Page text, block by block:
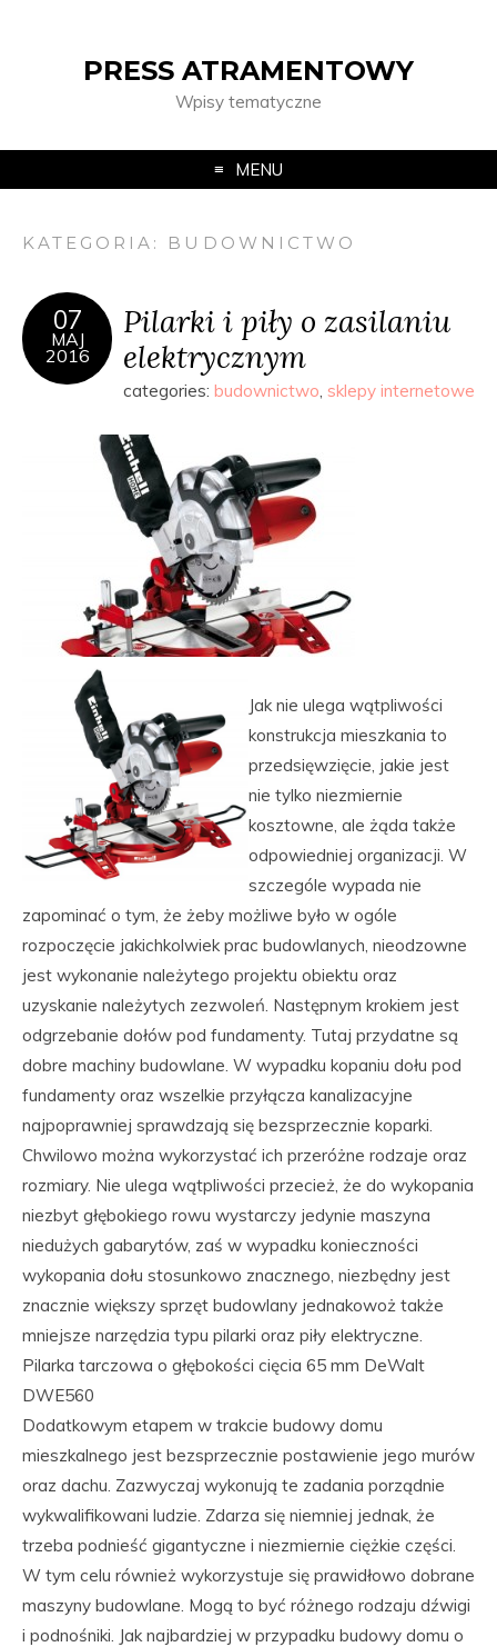
PRESS ATRAMENTOWY
Wpisy tematyczne
MENU
KATEGORIA: BUDOWNICTWO
07
MAJ
2016
Pilarki i piły o zasilaniu
elektrycznym
categories: budownictwo, sklepy internetowe
Jak nie ulega wątpliwości
konstrukcja mieszkania to
przedsięwzięcie, jakie jest
nie tylko niezmiernie
kosztowne, ale żąda także
odpowiedniej organizacji. W
szczególe wypada nie
zapominać o tym, że żeby możliwe było w ogóle
rozpoczęcie jakichkolwiek prac budowlanych, nieodzowne
jest wykonanie należytego projektu obiektu oraz
uzyskanie należytych zezwoleń. Następnym krokiem jest
odgrzebanie dołów pod fundamenty. Tutaj przydatne są
dobre machiny budowlane. W wypadku kopaniu dołu pod
fundamenty oraz wszelkie przyłącza kanalizacyjne
najpoprawniej sprawdzają się bezsprzecznie koparki.
Chwilowo można wykorzystać ich przeróżne rodzaje oraz
rozmiary. Nie ulega wątpliwości przecież, że do wykopania
niezbyt głębokiego rowu wystarczy jedynie maszyna
niedużych gabarytów, zaś w wypadku konieczności
wykopania dołu stosunkowo znacznego, niezbędny jest
znacznie większy sprzęt budowlany jednakowoż także
mniejsze narzędzia typu pilarki oraz piły elektryczne.
Pilarka tarczowa o głębokości cięcia 65 mm DeWalt
DWE560
Dodatkowym etapem w trakcie budowy domu
mieszkalnego jest bezsprzecznie postawienie jego murów
oraz dachu. Zazwyczaj wykonują te zadania porządnie
wykwalifikowani ludzie. Zdarza się niemniej jednak, że
trzeba podnieść gigantyczne i niezmiernie ciężkie części.
W tym celu również wykorzystuje się prawidłowo dobrane
maszyny budowlane. Mogą to być różnego rodzaju dźwigi
i podnośniki. Jak najbardziej w przypadku budowy domu o